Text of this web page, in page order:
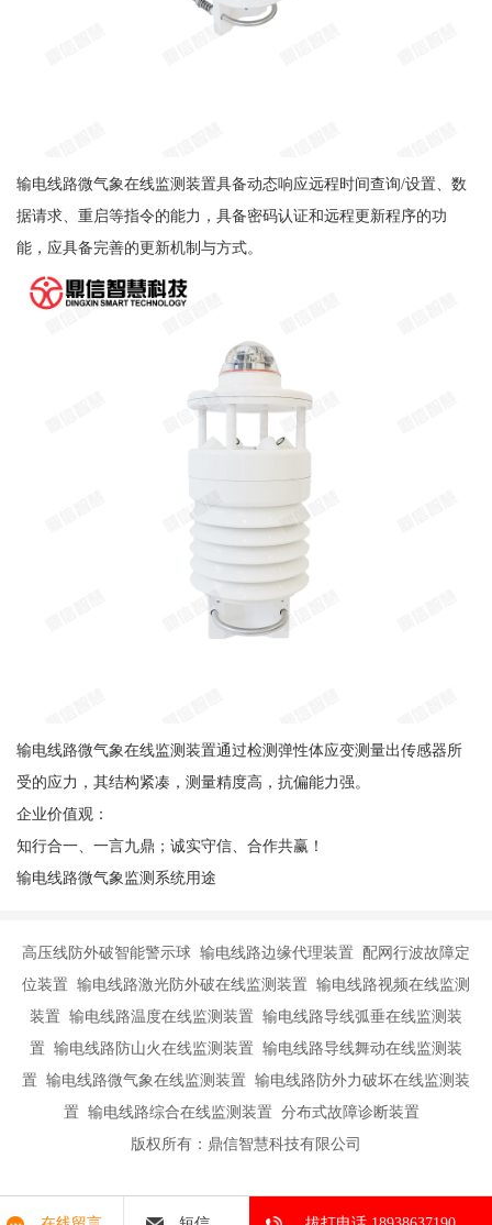
输电线路微气象在线监测装置具备动态响应远程时间查询/设置、数
据请求、重启等指令的能力，具备密码认证和远程更新程序的功
能，应具备完善的更新机制与方式。
输电线路微气象在线监测装置通过检测弹性体应变测量出传感器所
受的应力，其结构紧凑，测量精度高，抗偏能力强。
企业价值观：
知行合一、一言九鼎；诚实守信、合作共赢！
输电线路微气象监测系统用途
高压线防外破智能警示球 输电线路边缘代理装置 配网行波故障定
位装置 输电线路激光防外破在线监测装置 输电线路视频在线监测
装置 输电线路温度在线监测装置 输电线路导线弧垂在线监测装
置 输电线路防山火在线监测装置 输电线路导线舞动在线监测装
置 输电线路微气象在线监测装置 输电线路防外力破坏在线监测装
置 输电线路综合在线监测装置 分布式故障诊断装置
版权所有：鼎信智慧科技有限公司